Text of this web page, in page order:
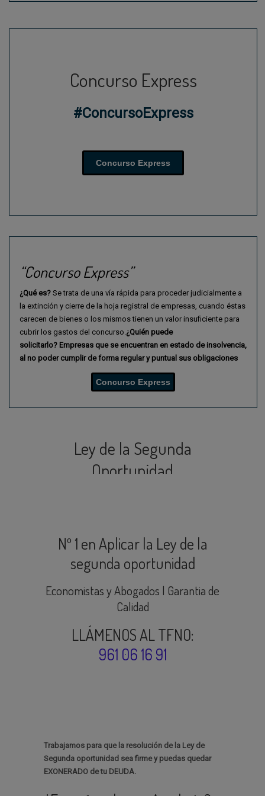
Concurso Express
#ConcursoExpress
Concurso Express
“Concurso Express”
¿Qué es? Se trata de una vía rápida para proceder judicialmente a
la extinción y cierre de la hoja registral de empresas, cuando éstas
carecen de bienes o los mismos tienen un valor insuficiente para
cubrir los gastos del concurso. ¿Quién puede
solicitarlo? Empresas que se encuentran en estado de insolvencia,
al no poder cumplir de forma regular y puntual sus obligaciones
Concurso Express
Ley de la Segunda
Oportunidad
Nº 1 en Aplicar la Ley de la
segunda oportunidad
Economistas y Abogados | Garantia de
Calidad
LLÁMENOS AL TFNO:
961 06 16 91
Trabajamos para que la resolución de la Ley de
Segunda oportunidad sea firme y puedas quedar
EXONERADO de tu DEUDA.